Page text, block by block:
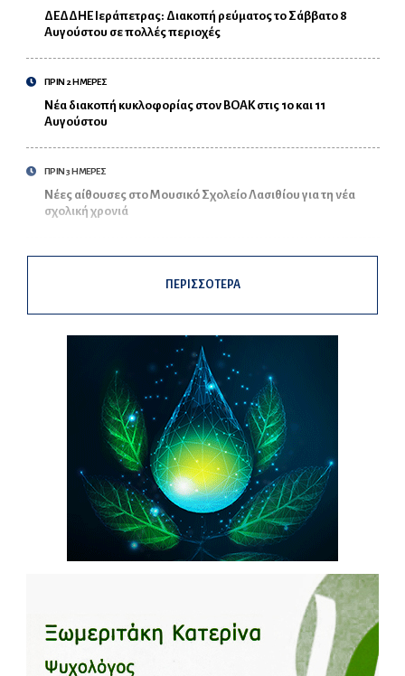
ΔΕΔΔΗΕ Ιεράπετρας: Διακοπή ρεύματος το Σάββατο 8
Αυγούστου σε πολλές περιοχές
ΠΡΙΝ 2 ΗΜΕΡΕΣ
Νέα διακοπή κυκλοφορίας στον ΒΟΑΚ στις 10 και 11
Αυγούστου
ΠΡΙΝ 3 ΗΜΕΡΕΣ
Νέες αίθουσες στο Μουσικό Σχολείο Λασιθίου για τη νέα
σχολική χρονιά
ΠΕΡΙΣΣΟΤΕΡΑ